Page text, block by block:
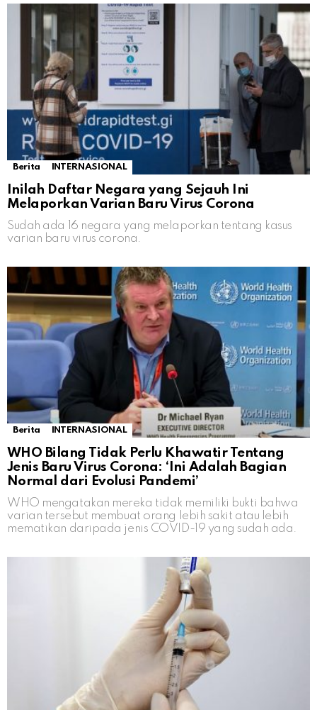
Berita INTERNASIONAL
Inilah Daftar Negara yang Sejauh Ini
Melaporkan Varian Baru Virus Corona
Sudah ada 16 negara yang melaporkan tentang kasus
varian baru virus corona.
Berita INTERNASIONAL
WHO Bilang Tidak Perlu Khawatir Tentang
Jenis Baru Virus Corona: ‘Ini Adalah Bagian
Normal dari Evolusi Pandemi’
WHO mengatakan mereka tidak memiliki bukti bahwa
varian tersebut membuat orang lebih sakit atau lebih
mematikan daripada jenis COVID-19 yang sudah ada.